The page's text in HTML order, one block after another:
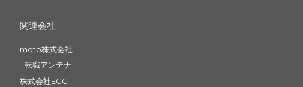
関連会社
moto株式会社
転職アンテナ
株式会社EGG